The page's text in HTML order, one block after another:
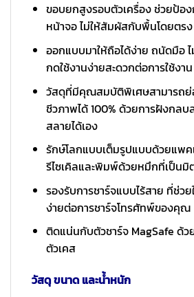
ขอบยกสูงรอบตัวเครื่อง ช่วยป้อ
หน้าจอ ไม่ให้สัมผัสกับพื้นโดยตรง
ออกแบบมาให้ถือได้ง่าย ถนัดมือ
กดใช้งานง่ายสะดวกต่อการใช้งาน
วัสดุที่มีคุณสมบัติพิเศษสามารถย่
ชีวภาพได้ 100% ด้วยการฝังกลบ
สลายได้เอง
รักษ์โลกแบบเต็มรูปแบบด้วยแพค
รีไซเคิลและพิมพ์ด้วยหมึกที่เป็น
รองรับการชาร์จแบบไร้สาย ที่ช่ว
ง่ายต่อการชาร์จโทรศัทพ์ของคุณ
ติดแน่นกับตัวชาร์จ MagSafe ด้
ตัวเคส
วัสดุ ขนาด และน้ำหนัก